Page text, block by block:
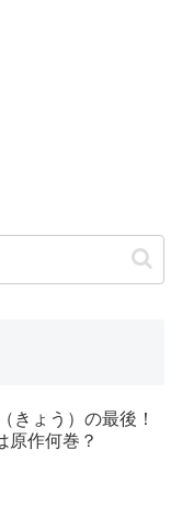
きょう）の最後！
原作何巻？